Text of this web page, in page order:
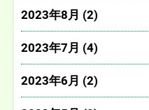
2023年8月 (2)
2023年7月 (4)
2023年6月 (2)